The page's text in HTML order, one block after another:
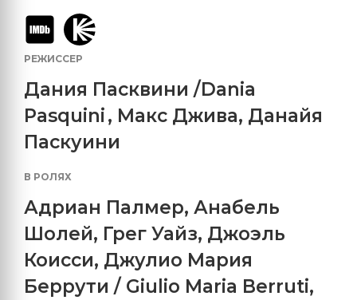
РЕЖИССЕР
Дания Пасквини /Dania
Pasquini, Макс Джива, Данайя
Паскуини
В РОЛЯХ
Адриан Палмер, Анабель
Шолей, Грег Уайз, Джоэль
Коисси, Джулио Мария
Беррути / Giulio Maria Berruti,